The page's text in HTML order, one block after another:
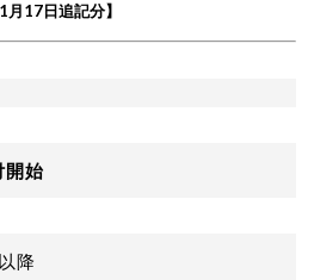
17日追記分】
開始
降